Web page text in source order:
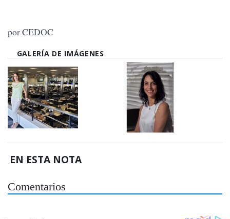
por CEDOC
GALERÍA DE IMÁGENES
EN ESTA NOTA
Comentarios